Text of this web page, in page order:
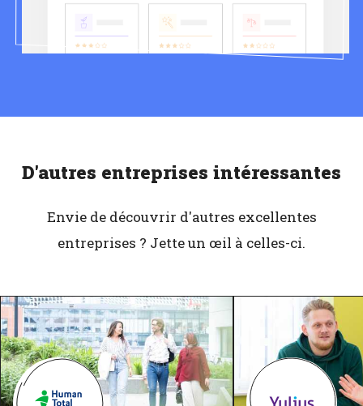
D'autres entreprises intéressantes
Envie de découvrir d'autres excellentes
entreprises ? Jette un œil à celles-ci.